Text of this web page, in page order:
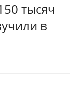
тысяч
в